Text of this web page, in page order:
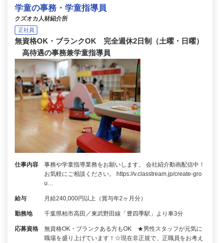
学童の事務・学童指導員
クズオカ人材紹介所
正社員
無資格OK・ブランクOK 完全週休2日制（土曜・日曜）
高待遇の事務兼学童指導員
仕事内容
事務や学童指導業務をお願いします。 会社紹介動画配信中！
お気軽にご相談ください。 https://v.classtream.jp/create-gro
u…
給与 月給240,000円以上（賞与年2ヶ月分）
勤務地 千葉県柏市高田／東武野田線「豊四季駅」より車3分
応募資格
無資格OK・ブランクある方もOK ★男性スタッフが元気に
職場を盛り上げています！☆現在非正規で、正職員をお考え